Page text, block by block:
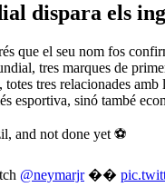
dispara els
que el seu nom fos
tres marques de
tres relacionades
esportiva, sinó també
and not done yet ⚽️
@neymarjr��